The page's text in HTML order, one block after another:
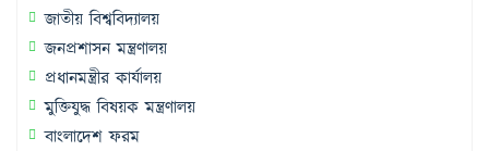
জাতীয় বিশ্ববিদ্যালয়
জনপ্রশাসন মন্ত্রণালয়
প্রধানমন্ত্রীর কার্যালয়
মুক্তিযুদ্ধ বিষয়ক মন্ত্রণালয়
বাংলাদেশ ফরম